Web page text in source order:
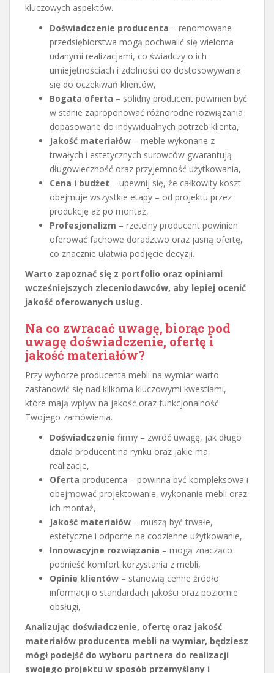
kluczowych aspektów.
Doświadczenie producenta – renomowane
przedsiębiorstwa mogą pochwalić się wieloma
udanymi realizacjami, co świadczy o ich
umiejętnościach i zdolności do dostosowywania
się do oczekiwań klientów,
Bogata oferta – solidny producent powinien być
w stanie zaproponować różnorodne rozwiązania
dopasowane do indywidualnych potrzeb klienta,
Jakość materiałów – meble wykonane z
trwałych i estetycznych surowców gwarantują
długowieczność oraz przyjemność użytkowania,
Cena i budżet – upewnij się, że całkowity koszt
obejmuje wszystkie etapy – od projektu przez
produkcję aż po montaż,
Profesjonalizm – rzetelny producent powinien
oferować fachowe doradztwo oraz jasną ofertę,
co znacznie ułatwia podjęcie decyzji.
Warto zapoznać się z portfolio oraz opiniami
wcześniejszych zleceniodawców, aby lepiej ocenić
jakość oferowanych usług.
Na co zwracać uwagę, biorąc pod
uwagę doświadczenie, ofertę i
jakość materiałów?
Przy wyborze producenta mebli na wymiar warto
zastanowić się nad kilkoma kluczowymi kwestiami,
które mają wpływ na jakość oraz funkcjonalność
Twojego zamówienia.
Doświadczenie firmy – zwróć uwagę, jak długo
działa producent na rynku oraz jakie ma
realizacje,
Oferta producenta – powinna być kompleksowa i
obejmować projektowanie, wykonanie mebli oraz
ich montaż,
Jakość materiałów – muszą być trwałe,
estetyczne i odporne na codzienne użytkowanie,
Innowacyjne rozwiązania – mogą znacząco
podnieść komfort korzystania z mebli,
Opinie klientów – stanowią cenne źródło
informacji o standardach jakości oraz poziomie
obsługi,
Analizując doświadczenie, ofertę oraz jakość
materiałów producenta mebli na wymiar, będziesz
mógł podejść do wyboru partnera do realizacji
swojego projektu w sposób przemyślany i